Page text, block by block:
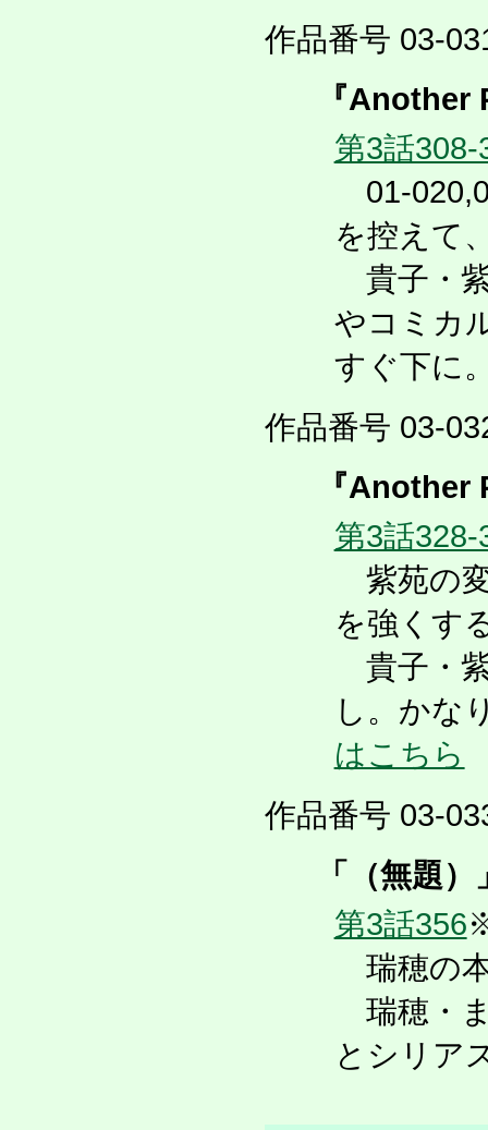
作品番号 03-
『Another
第3話308-
01-
を控えて
貴子・
やコミカ
すぐ下に
作品番号 03-
『
第3話328-
紫苑の
を強くす
貴子・
し。かな
はこちら
作品番号 03-
「（無題）
第3話356
瑞穂の
瑞穂・
とシリア